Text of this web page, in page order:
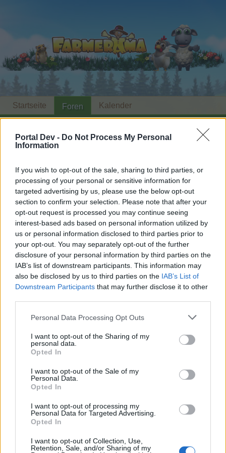
Portal Dev - Do Not Process My Personal
Information
If you wish to opt-out of the sale, sharing to third parties, or
processing of your personal or sensitive information for
targeted advertising by us, please use the below opt-out
section to confirm your selection. Please note that after your
opt-out request is processed you may continue seeing
interest-based ads based on personal information utilized by
us or personal information disclosed to third parties prior to
your opt-out. You may separately opt-out of the further
disclosure of your personal information by third parties on the
IAB’s list of downstream participants. This information may
also be disclosed by us to third parties on the IAB’s List of
Downstream Participants that may further disclose it to other
Personal Data Processing Opt Outs
I want to opt-out of the Sharing of my
personal data.
Opted In
I want to opt-out of the Sale of my
Personal Data.
Opted In
I want to opt-out of processing my
Personal Data for Targeted Advertising.
Opted In
I want to opt-out of Collection, Use,
Retention, Sale, and/or Sharing of my
Foren ...
Mitglieder, denen der Beitrag #3097
gefällt
Liebe(r) Forum-Leser/in,
wenn Du in diesem Forum aktiv an den
Gesprächen teilnehmen oder eigene Themen
starten möchtest, musst Du Dich bitte zunächst
im Spiel einloggen. Falls Du noch keinen
Spielaccount besitzt, bitte registriere Dich neu.
Wir freuen uns auf Deinen nächsten Besuch in
„Zum Spiel“
Kaiser des Forums
Beiträge: 3.674 Punkte für Erfolge: 4.100
Lebende Forenlegende, weiblich
Beiträge: 9.622
Magitta7070
Lebende Forenlegende, weiblich
Beiträge:
15 Mai 2024
dummydummy
Startseite Foren Kalender